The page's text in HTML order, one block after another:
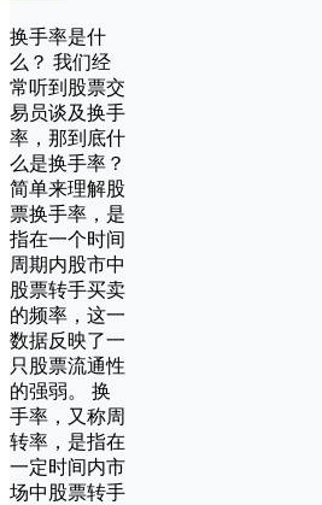
换手率是什
么？ 我们经
常听到股票交
易员谈及换手
率，那到底什
么是换手率？
简单来理解股
票换手率，是
指在一个时间
周期内股市中
股票转手买卖
的频率，这一
数据反映了一
只股票流通性
的强弱。 换
手率，又称周
转率，是指在
一定时间内市
场中股票转手